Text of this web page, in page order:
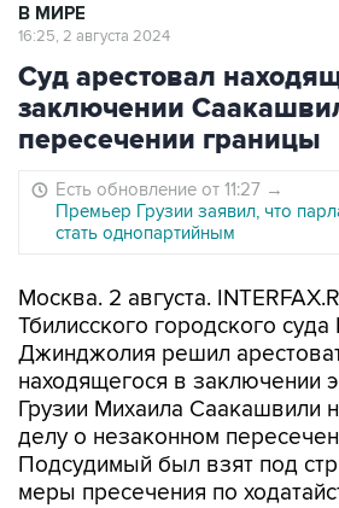
В МИРЕ
16:25, 2 августа 2024
Суд арестовал
заключении
пересечении границы
Есть обновление от 11:27 →
Премьер Грузии заявил, что
стать однопартийным
Москва. 2 августа.
Тбилисского городского
Джинджолия решил
находящегося в заключении
Грузии Михаила Саакашвили
делу о незаконном
Подсудимый был взят под
меры пресечения по